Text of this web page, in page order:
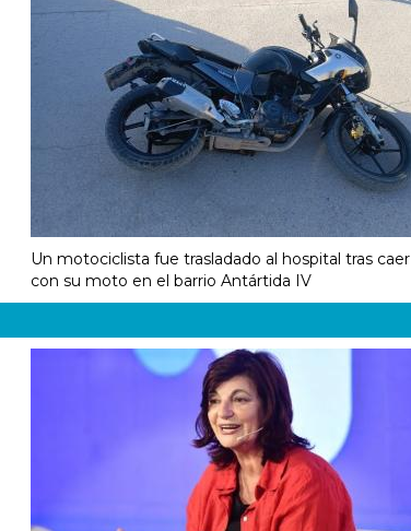
Un motociclista fue trasladado al hospital tras caer
con su moto en el barrio Antártida IV